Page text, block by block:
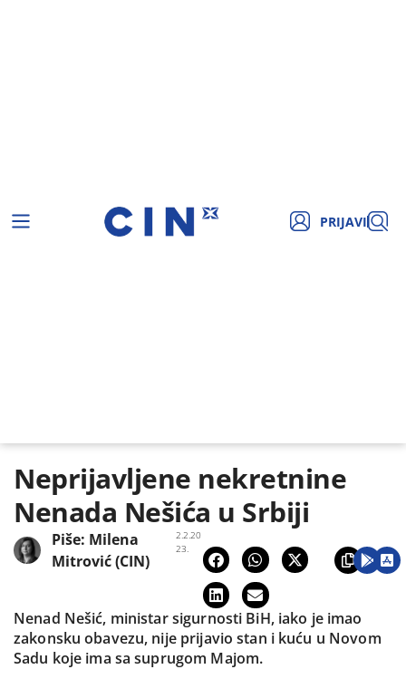
PRIJAVI
Neprijavljene nekretnine
Nenada Nešića u Srbiji
2.2.20
23.
Piše: Milena
Mitrović (CIN)
Nenad Nešić, ministar sigurnosti BiH, iako je imao
zakonsku obavezu, nije prijavio stan i kuću u Novom
Sadu koje ima sa suprugom Majom.